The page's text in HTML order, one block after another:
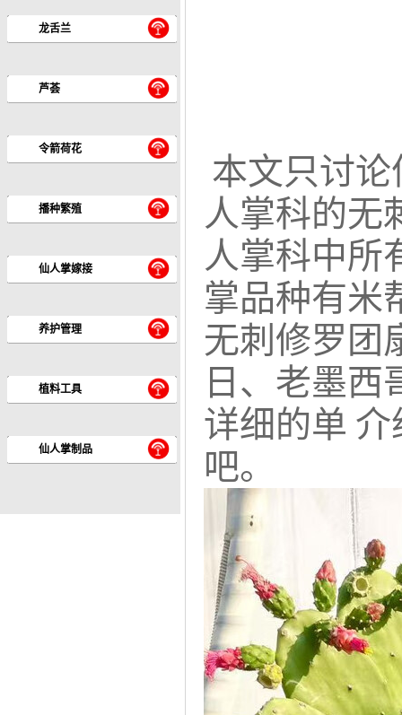
龙舌兰
芦荟
令箭荷花
播种繁殖
仙人掌嫁接
养护管理
植料工具
仙人掌制品
本文只讨
人掌科的无
人掌科中所
掌品种有米
无刺修罗团
日、老墨西
详细的单
吧。